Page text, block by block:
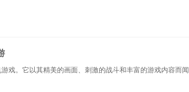
戏。它以其精美的画面、刺激的战斗和丰富的游戏内容而闻